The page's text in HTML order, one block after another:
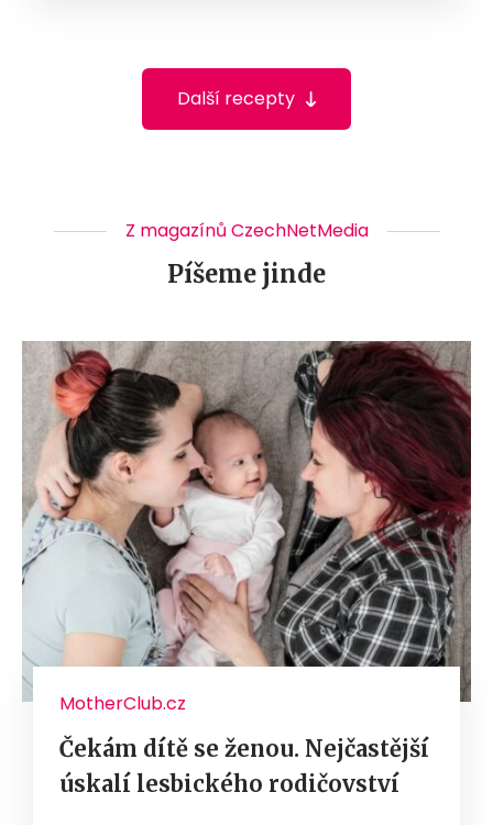
Další recepty
Z magazínů CzechNetMedia
Píšeme jinde
MotherClub.cz
Čekám dítě se ženou. Nejčastější
úskalí lesbického rodičovství